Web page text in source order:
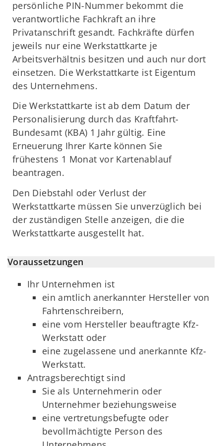
persönliche PIN-Nummer bekommt die
verantwortliche Fachkraft an ihre
Privatanschrift gesandt. Fachkräfte dürfen
jeweils nur eine Werkstattkarte je
Arbeitsverhältnis besitzen und auch nur dort
einsetzen. Die Werkstattkarte ist Eigentum
des Unternehmens.
Die Werkstattkarte ist ab dem Datum der
Personalisierung durch das Kraftfahrt-
Bundesamt (KBA) 1 Jahr gültig. Eine
Erneuerung Ihrer Karte können Sie
frühestens 1 Monat vor Kartenablauf
beantragen.
Den Diebstahl oder Verlust der
Werkstattkarte müssen Sie unverzüglich bei
der zuständigen Stelle anzeigen, die die
Werkstattkarte ausgestellt hat.
Voraussetzungen
Ihr Unternehmen ist
ein amtlich anerkannter Hersteller von
Fahrtenschreibern,
eine vom Hersteller beauftragte Kfz-
Werkstatt oder
eine zugelassene und anerkannte Kfz-
Werkstatt.
Antragsberechtigt sind
Sie als Unternehmerin oder
Unternehmer beziehungsweise
eine vertretungsbefugte oder
bevollmächtigte Person des